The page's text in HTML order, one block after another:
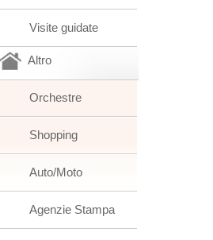
Visite guidate
Altro
Orchestre
Shopping
Auto/Moto
Agenzie Stampa